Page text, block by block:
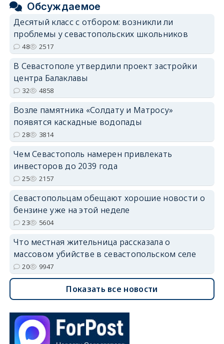
Обсуждаемое
Десятый класс с отбором: возникли ли
проблемы у севастопольских школьников
48 2517
В Севастополе утвердили проект застройки
центра Балаклавы
32 4858
Возле памятника «Солдату и Матросу»
появятся каскадные водопады
28 3814
Чем Севастополь намерен привлекать
инвесторов до 2039 года
25 2157
Севастопольцам обещают хорошие новости о
бензине уже на этой неделе
23 5604
Что местная жительница рассказала о
массовом убийстве в севастопольском селе
20 9947
Показать все новости